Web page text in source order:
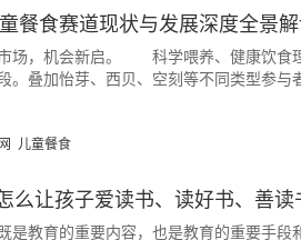
餐食赛道现状与发展深度全景解
，机会新启。 科学喂养、健康饮食理
。叠加怡芽、西贝、空刻等不同类型参
儿童餐食
么让孩子爱读书、读好书、善
教育的重要内容，也是教育的重要手段